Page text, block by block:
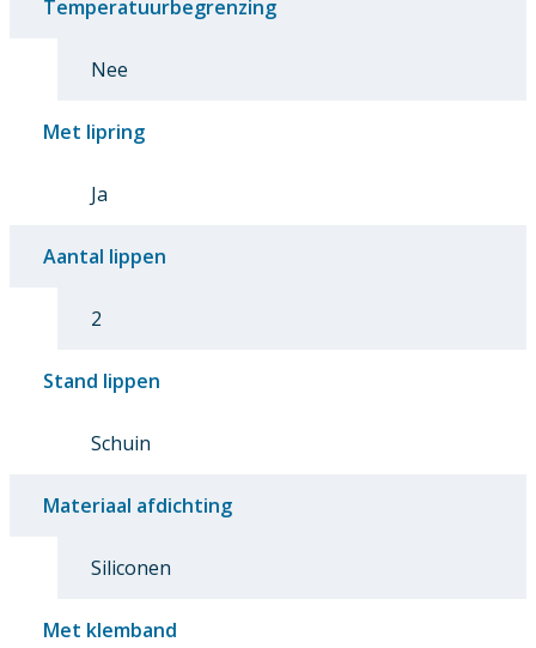
Temperatuurbegrenzing
Nee
Met lipring
Ja
Aantal lippen
2
Stand lippen
Schuin
Materiaal afdichting
Siliconen
Met klemband